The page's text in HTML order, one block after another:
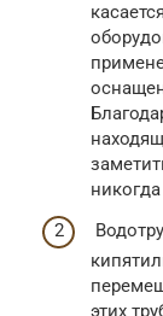
этих